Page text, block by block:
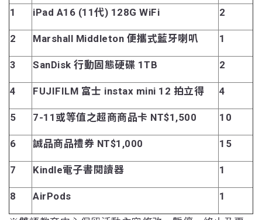
1 iPad A16 (11代) 128G WiFi 2
2 Marshall Middleton 便攜式藍牙喇叭 1
3 SanDisk 行動固態硬碟 1TB 2
4 FUJIFILM 富士 instax mini 12 拍立得 4
5 7-11或等值之超商商品卡 NT$1,500 10
6 誠品商品禮券 NT$1,000 15
7 Kindle電子書閱讀器 1
8 AirPods 1